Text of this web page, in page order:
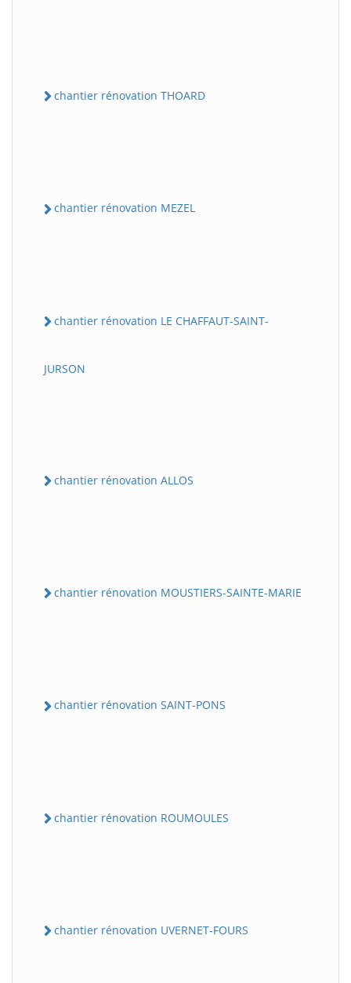
chantier rénovation THOARD
chantier rénovation MEZEL
chantier rénovation LE CHAFFAUT-SAINT-
JURSON
chantier rénovation ALLOS
chantier rénovation MOUSTIERS-SAINTE-MARIE
chantier rénovation SAINT-PONS
chantier rénovation ROUMOULES
chantier rénovation UVERNET-FOURS